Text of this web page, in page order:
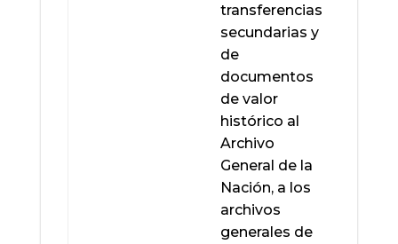
transferencias
secundarias y
de
documentos
de valor
histórico al
Archivo
General de la
Nación, a los
archivos
generales de